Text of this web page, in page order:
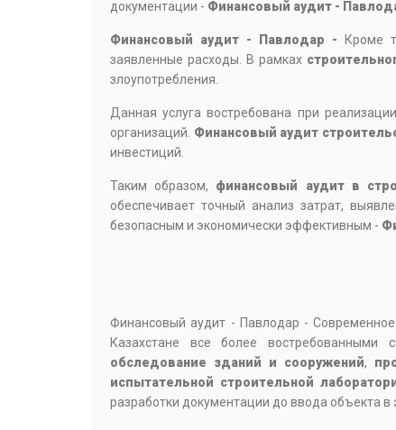
документации - Финансовый аудит -
Финансовый аудит - Павлодар -
Кроме
заявленные расходы. В рамках
злоупотребления.
Данная услуга востребована при
организаций. Финансовый аудит
инвестиций.
Таким образом, финансовый аудит в
обеспечивает точный анализ затрат,
безопасным и экономически эффективным -
Финансовый аудит - Павлодар - Современное
Казахстане все более востребованными
обследование зданий и сооружений,
испытательной строительной
разработки документации до ввода объекта